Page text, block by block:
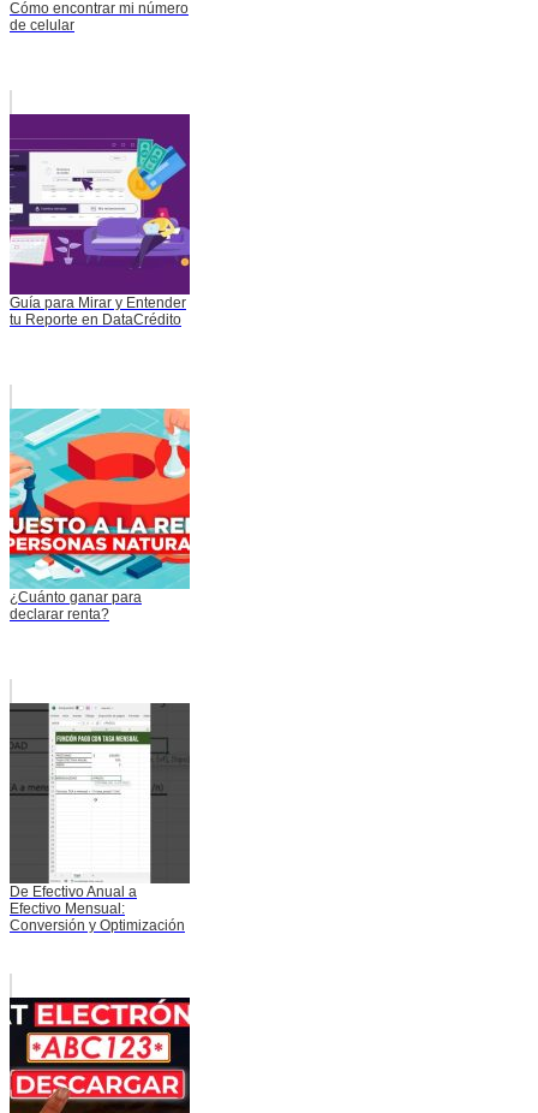
Cómo encontrar mi número
de celular
Guía para Mirar y Entender
tu Reporte en DataCrédito
¿Cuánto ganar para
declarar renta?
De Efectivo Anual a
Efectivo Mensual:
Conversión y Optimización